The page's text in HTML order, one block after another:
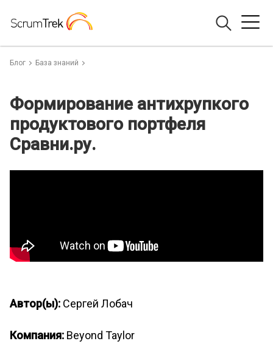
Блог База знаний
Формирование антихрупкого
продуктового портфеля
Сравни.ру.
Автор(ы): Сергей Лобач
Компания: Beyond Taylor